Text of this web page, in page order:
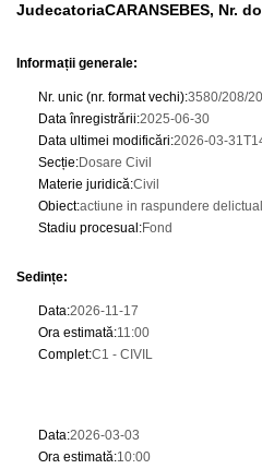
JudecatoriaCARANSEBES, Nr.
Informații generale:
Nr. unic (nr. format vechi):3580/208/
Data înregistrării:2025-06-30
Data ultimei modificări:2026-03-
Secție:Dosare Civil
Materie juridică:Civil
Obiect:actiune in raspundere
Stadiu procesual :Fond
Sedințe:
Data:2026-11-17
Ora estimată:11:00
Complet:C1 - CIVIL
Data:2026-03-03
Ora estimată:10:00